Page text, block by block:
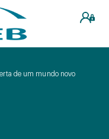
de um mundo novo